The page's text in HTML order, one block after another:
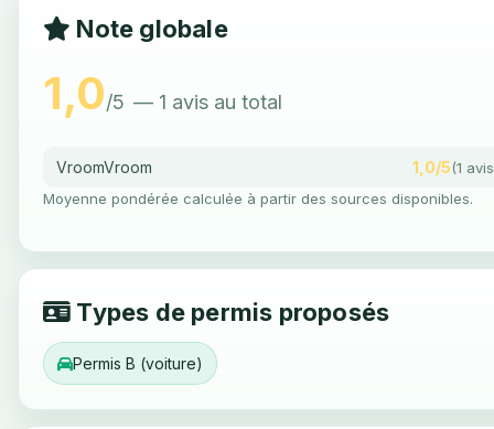
Note globale
1,0/5 — 1 avis au total
VroomVroom 1,0/5(1
Moyenne pondérée calculée à partir des sources disponibles.
Types de permis proposés
Permis B (voiture)